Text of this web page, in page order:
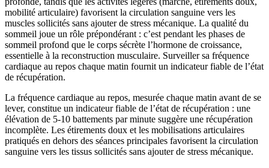
mobilité articulaire) favorisent la circulation sanguine vers les
muscles sollicités sans ajouter de stress mécanique. La qualité du
sommeil joue un rôle prépondérant : c’est pendant les phases de
sommeil profond que le corps sécrète l’hormone de croissance,
essentielle à la reconstruction musculaire. Surveiller sa fréquence
cardiaque au repos chaque matin fournit un indicateur fiable de l’état
de récupération.
La fréquence cardiaque au repos, mesurée chaque matin avant de se
lever, constitue un indicateur fiable de l’état de récupération : une
élévation de 5-10 battements par minute suggère une récupération
incomplète. Les étirements doux et les mobilisations articulaires
pratiqués en dehors des séances principales favorisent la circulation
sanguine vers les tissus sollicités sans ajouter de stress mécanique.